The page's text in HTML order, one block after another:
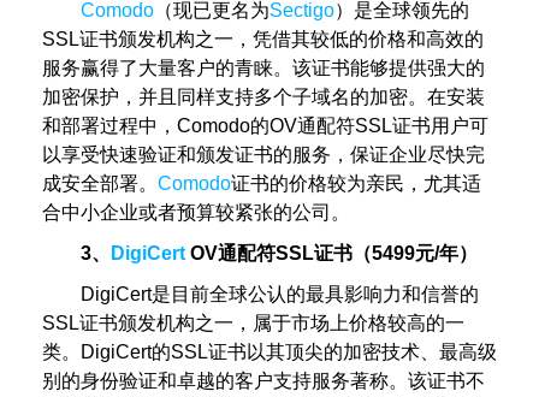
Comodo （现已更名为Sectigo）是全球领先的
SSL证书颁发机构之一，凭借其较低的价格和高效的
服务赢得了大量客户的青睐。该证书能够提供强大的
加密保护，并且同样支持多个子域名的加密。在安装
和部署过程中，Comodo的OV通配符SSL证书用户可
以享受快速验证和颁发证书的服务，保证企业尽快完
成安全部署。 Comodo证书的价格较为亲民，尤其适
合中小企业或者预算较紧张的公司。
3、
DigiCert OV通配符SSL证书（5499元/年）
DigiCert是目前全球公认的最具影响力和信誉的
SSL证书颁发机构之一，属于市场上价格较高的一
类。DigiCert的SSL证书以其顶尖的加密技术、最高级
别的身份验证和卓越的客户支持服务著称。该证书不